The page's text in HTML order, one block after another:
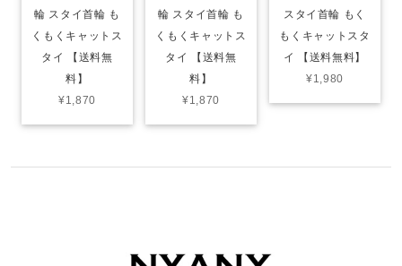
輪 スタイ首輪 も
くもくキャットス
タイ 【送料無
料】
¥1,870
輪 スタイ首輪 も
くもくキャットス
タイ 【送料無
料】
¥1,870
スタイ首輪 もく
もくキャットスタ
イ 【送料無料】
¥1,980